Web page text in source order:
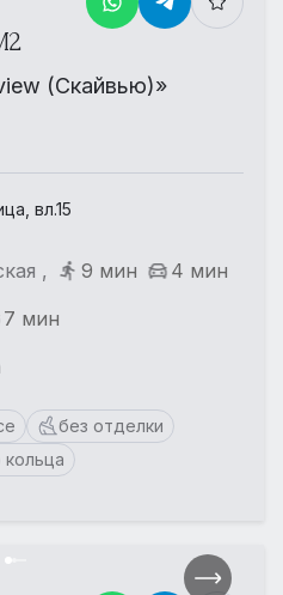
(Скайвью)»
вл.15
, 9 мин
4 мин
7 мин
без отделки